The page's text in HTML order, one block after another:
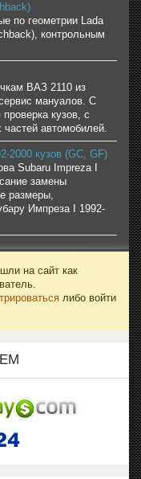
по геометрии Lada
контрольным
ВАЗ 2110 из
мануалов. С
кузов, с
автомобилей.
2000 кузов (GC, GF)
Subaru Impreza I
замены
размеры,
Импреза I 1992-
на сайт как
либо войти